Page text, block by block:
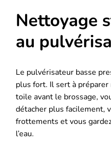
Nettoyage
au
Le pulvérisateur basse
plus fort. Il sert à
toile avant le brossage,
détacher plus facilement,
frottements et vous
l’eau.